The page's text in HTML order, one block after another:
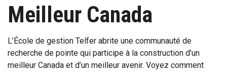
Meilleur Canada
L’École de gestion Telfer abrite une communauté de
recherche de pointe qui participe à la construction d’un
meilleur Canada et d’un meilleur avenir. Voyez comment